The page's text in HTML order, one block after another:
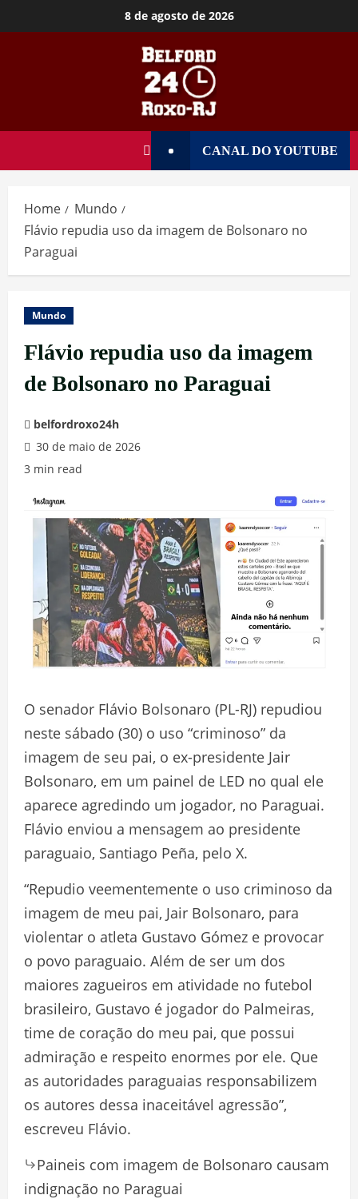
8 de agosto de 2026
CANAL DO YOUTUBE
Home
Mundo
Flávio repudia uso da imagem de Bolsonaro no
Paraguai
Mundo
Flávio repudia uso da imagem
de Bolsonaro no Paraguai
belfordroxo24h
30 de maio de 2026
3 min read
O senador Flávio Bolsonaro (PL-RJ) repudiou
neste sábado (30) o uso “criminoso” da
imagem de seu pai, o ex-presidente Jair
Bolsonaro, em um painel de LED no qual ele
aparece agredindo um jogador, no Paraguai.
Flávio enviou a mensagem ao presidente
paraguaio, Santiago Peña, pelo X.
“Repudio veementemente o uso criminoso da
imagem de meu pai, Jair Bolsonaro, para
violentar o atleta Gustavo Gómez e provocar
o povo paraguaio. Além de ser um dos
maiores zagueiros em atividade no futebol
brasileiro, Gustavo é jogador do Palmeiras,
time de coração do meu pai, que possui
admiração e respeito enormes por ele. Que
as autoridades paraguaias responsabilizem
os autores dessa inaceitável agressão”,
escreveu Flávio.
Paineis com imagem de Bolsonaro causam
indignação no Paraguai